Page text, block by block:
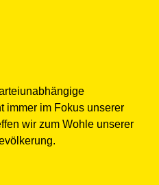
immer im Fokus unserer
wir zum Wohle unserer